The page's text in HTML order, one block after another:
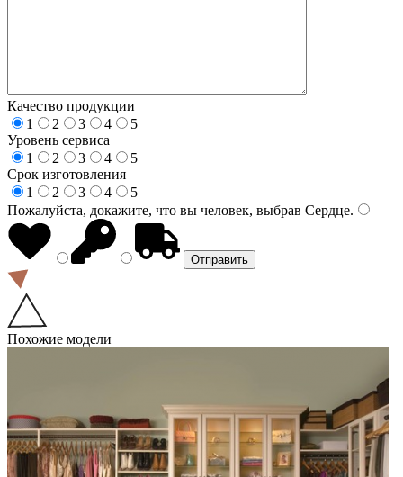
Качество продукции
1
2 3 4
5
Уровень сервиса
1
2 3 4
5
Срок изготовления
1
2 3 4
5
Пожалуйста, докажите, что вы человек, выбрав Сердце.
Похожие модели